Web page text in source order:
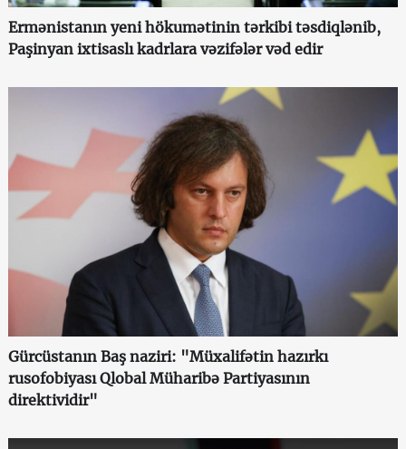
Ermənistanın yeni hökumətinin tərkibi təsdiqlənib,
Paşinyan ixtisaslı kadrlara vəzifələr vəd edir
Gürcüstanın Baş naziri: "Müxalifətin hazırkı
rusofobiyası Qlobal Müharibə Partiyasının
direktividir"